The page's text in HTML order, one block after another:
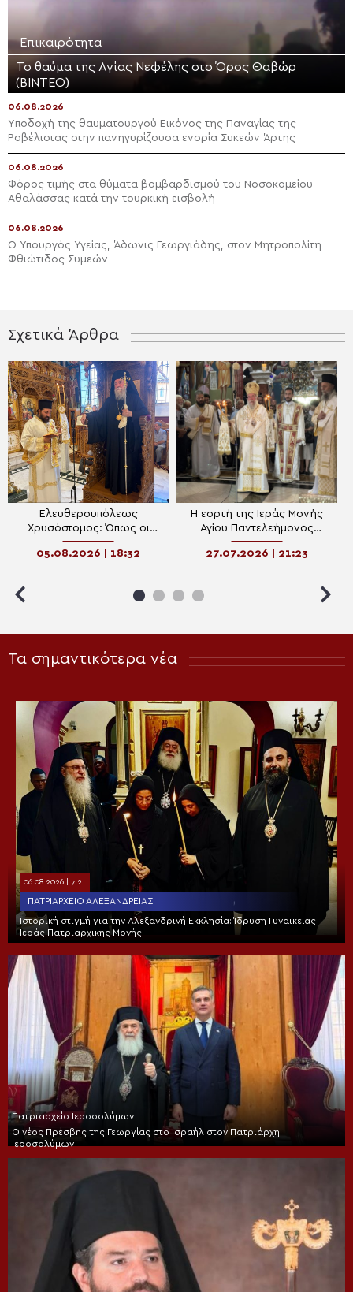
Επικαιρότητα
Το θαύμα της Αγίας Νεφέλης στο Όρος Θαβώρ
(ΒΙΝΤΕΟ)
06.08.2026
Yποδοχή της θαυματουργού Εικόνος της Παναγίας της
Ροβέλιστας στην πανηγυρίζουσα ενορία Συκεών Άρτης
06.08.2026
Φόρος τιμής στα θύματα βομβαρδισμού του Νοσοκομείου
Αθαλάσσας κατά την τουρκική εισβολή
06.08.2026
Ο Υπουργός Υγείας, Άδωνις Γεωργιάδης, στον Μητροπολίτη
Φθιώτιδος Συμεών
Σχετικά Άρθρα
Ελευθερουπόλεως
Χρυσόστομος: Όπως οι
Απόστολοι στην τρικυμία έτσι
και οι Χριστιανοί στις
05.08.2026 | 18:32
Η εορτή της Ιεράς Μονής
Αγίου Παντελεήμονος
Χρυσοκάστρου Παγγαίου
27.07.2026 | 21:23
Τα σημαντικότερα νέα
06.08.2026 | 7:21
ΠΑΤΡΙΑΡΧΕΊΟ ΑΛΕΞΑΝΔΡΕΊΑΣ
Ιστορική στιγμή για την Αλεξανδρινή Εκκλησία: Ίδρυση Γυναικείας
Ιεράς Πατριαρχικής Μονής
Πατριαρχείο Ιεροσολύμων
Ο νέος Πρέσβης της Γεωργίας στο Ισραήλ στον Πατριάρχη
Ιεροσολύμων